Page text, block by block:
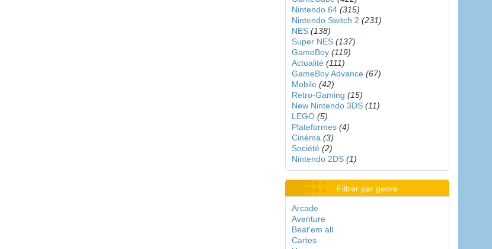
Nintendo 64 (315)
Nintendo Switch 2 (231)
NES (138)
Super NES (137)
GameBoy (119)
Actualité (111)
GameBoy Advance (67)
Mobile (42)
Retro-Gaming (15)
New Nintendo 3DS (11)
LEGO (5)
Plateformes (4)
Cinéma (3)
Société (2)
Nintendo 2DS (1)
Filtrer par genre
Arcade
Aventure
Beat'em all
Cartes